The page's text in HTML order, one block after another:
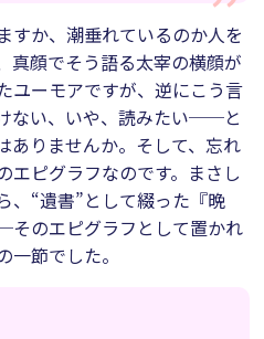
すか、潮垂れているのか人を
真顔でそう語る太宰の横顔が
ユーモアですが、逆にこう言
ない、いや、読みたい──と
ありませんか。そして、忘れ
エピグラフなのです。まさし
、“遺書”として綴った『晩
のエピグラフとして置かれ
節でした。